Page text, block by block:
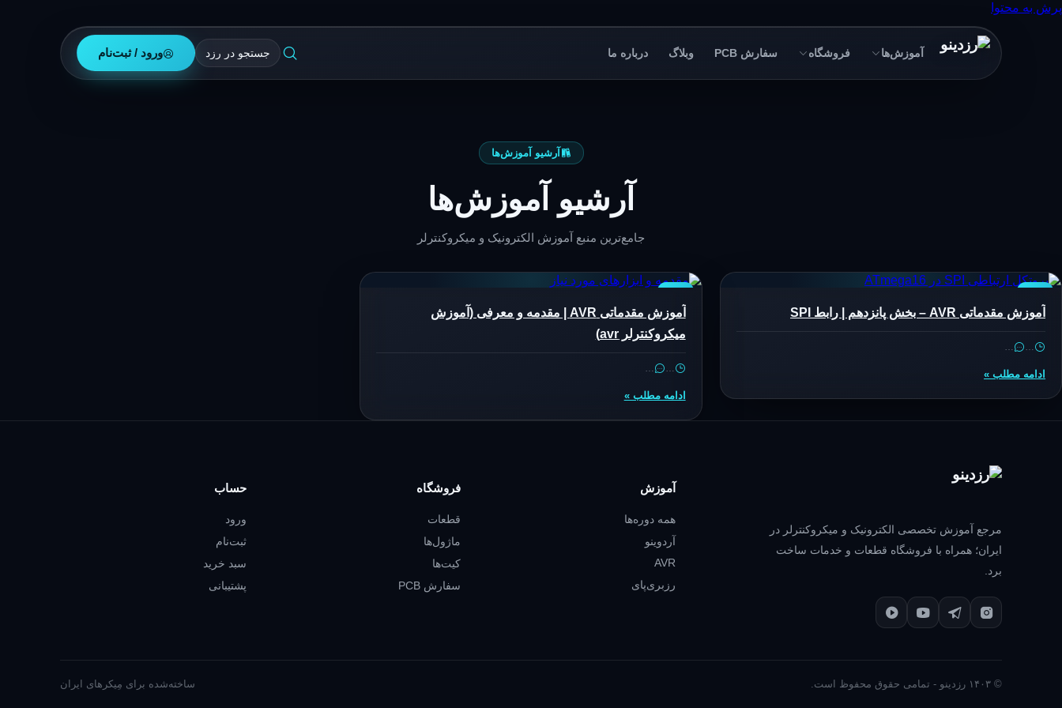
پرش به محتوا
آموزش‌ها فروشگاه سفارش PCB وبلاگ درباره ما ورود / ثبت‌نام
آرشیو آموزش‌ها
آرشیو آموزش‌ها
جامع‌ترین منبع آموزش الکترونیک و میکروکنترلر
AVR
آموزش مقدماتی AVR – بخش پانزدهم | رابط SPI
…
…
ادامه مطلب »
AVR
آموزش مقدماتی AVR | مقدمه و معرفی (آموزش
میکروکنترلر avr)
…
…
ادامه مطلب »
مرجع آموزش تخصصی الکترونیک و میکروکنترلر در
ایران؛ همراه با فروشگاه قطعات و خدمات ساخت
برد.
آموزش
همه دوره‌ها
آردوینو
AVR
رزبری‌پای
فروشگاه
قطعات
ماژول‌ها
کیت‌ها
سفارش PCB
حساب
ورود
ثبت‌نام
سبد خرید
پشتیبانی
© ۱۴۰۳ رزدینو - تمامی حقوق محفوظ است. ساخته‌شده برای مِیکرهای ایران